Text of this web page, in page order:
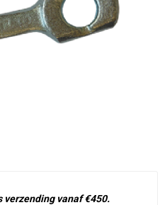
verzending vanaf €450.